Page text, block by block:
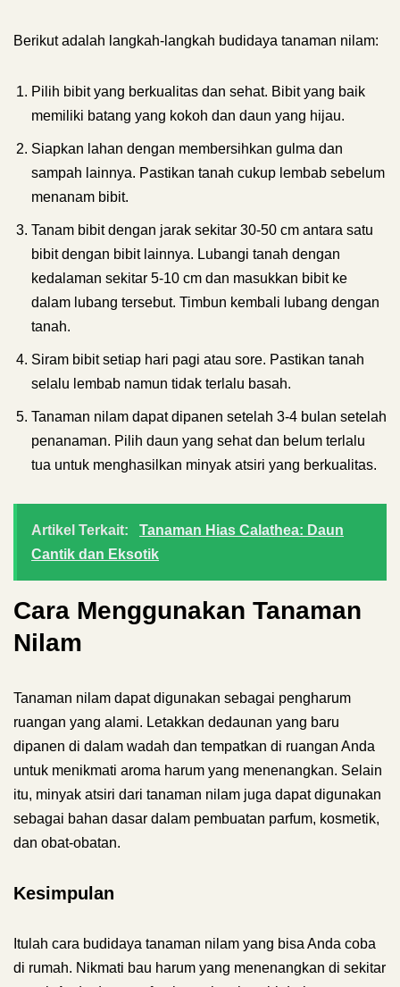
Berikut adalah langkah-langkah budidaya tanaman nilam:
Pilih bibit yang berkualitas dan sehat. Bibit yang baik
memiliki batang yang kokoh dan daun yang hijau.
Siapkan lahan dengan membersihkan gulma dan
sampah lainnya. Pastikan tanah cukup lembab sebelum
menanam bibit.
Tanam bibit dengan jarak sekitar 30-50 cm antara satu
bibit dengan bibit lainnya. Lubangi tanah dengan
kedalaman sekitar 5-10 cm dan masukkan bibit ke
dalam lubang tersebut. Timbun kembali lubang dengan
tanah.
Siram bibit setiap hari pagi atau sore. Pastikan tanah
selalu lembab namun tidak terlalu basah.
Tanaman nilam dapat dipanen setelah 3-4 bulan setelah
penanaman. Pilih daun yang sehat dan belum terlalu
tua untuk menghasilkan minyak atsiri yang berkualitas.
Artikel Terkait:
Tanaman Hias Calathea: Daun
Cantik dan Eksotik
Cara Menggunakan Tanaman
Nilam
Tanaman nilam dapat digunakan sebagai pengharum
ruangan yang alami. Letakkan dedaunan yang baru
dipanen di dalam wadah dan tempatkan di ruangan Anda
untuk menikmati aroma harum yang menenangkan. Selain
itu, minyak atsiri dari tanaman nilam juga dapat digunakan
sebagai bahan dasar dalam pembuatan parfum, kosmetik,
dan obat-obatan.
Kesimpulan
Itulah cara budidaya tanaman nilam yang bisa Anda coba
di rumah. Nikmati bau harum yang menenangkan di sekitar